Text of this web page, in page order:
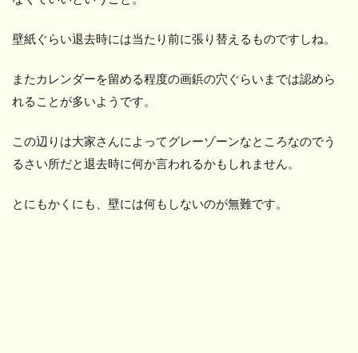
壁紙ぐらい退去時には当たり前に張り替えるものですしね。
またカレンダーを留める程度の画鋲の穴ぐらいまでは認めら
れることが多いようです。
この辺りは大家さんによってグレーゾーンなところなのでう
るさい所だと退去時に何か言われるかもしれません。
とにもかくにも、壁には何もしないのが無難です。